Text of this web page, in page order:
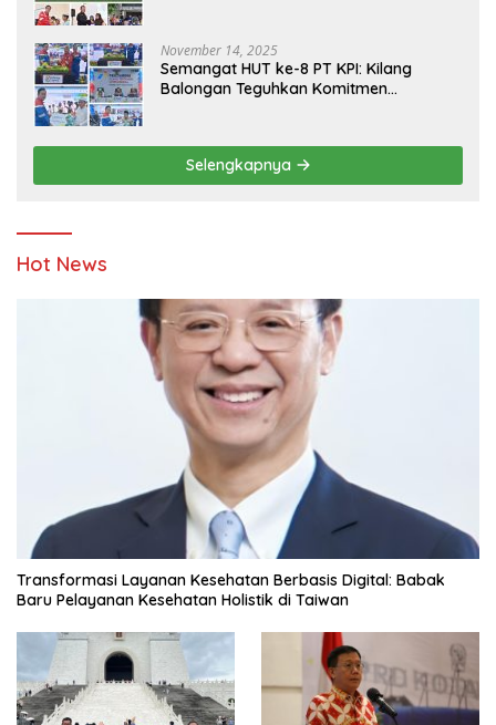
November 14, 2025
Semangat HUT ke-8 PT KPI: Kilang
Balongan Teguhkan Komitmen
Pendidikan
Selengkapnya
Hot News
Transformasi Layanan Kesehatan Berbasis Digital: Babak
Baru Pelayanan Kesehatan Holistik di Taiwan